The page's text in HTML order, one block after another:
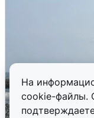
На
cookie-файлы.